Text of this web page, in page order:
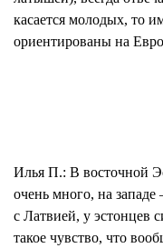
касается молодых, то
ориентированы на
Илья П.: В восточной
очень много, на
с Латвией, у эстонцев
такое чувство, что